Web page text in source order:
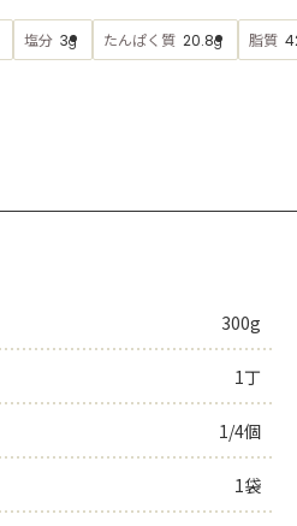
塩分 3g たんぱく質 20.8g 脂質
300g
1丁
1/4個
1袋